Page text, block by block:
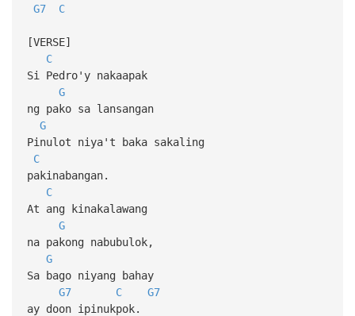
G7
C
[VERSE]
C
Si Pedro'y nakaapak
G
ng pako sa lansangan
G
Pinulot niya't baka sakaling
C
pakinabangan.
C
At ang kinakalawang
G
na pakong nabubulok,
G
Sa bago niyang bahay
G7
C
G7
ay doon ipinukpok.